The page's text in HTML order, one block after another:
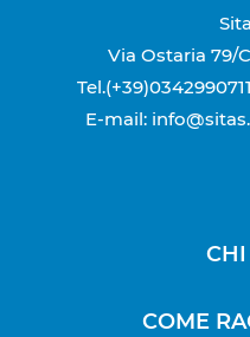
Via Ostaria 79/
Tel.(+39)0342990711
E-mail:
COME